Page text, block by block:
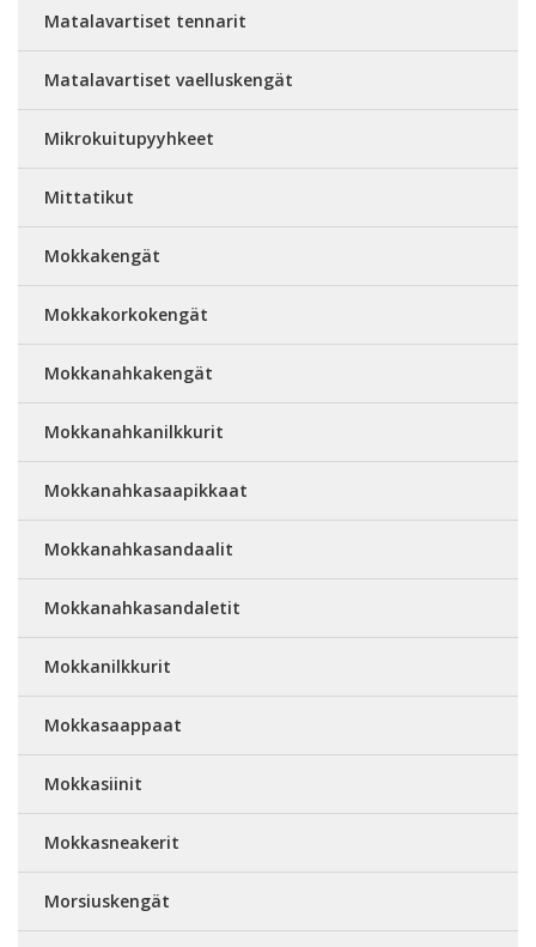
Matalavartiset tennarit
Matalavartiset vaelluskengät
Mikrokuitupyyhkeet
Mittatikut
Mokkakengät
Mokkakorkokengät
Mokkanahkakengät
Mokkanahkanilkkurit
Mokkanahkasaapikkaat
Mokkanahkasandaalit
Mokkanahkasandaletit
Mokkanilkkurit
Mokkasaappaat
Mokkasiinit
Mokkasneakerit
Morsiuskengät